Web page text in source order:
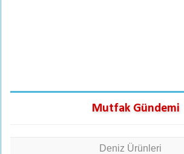
Mutfak Gündemi
Deniz Ürünleri